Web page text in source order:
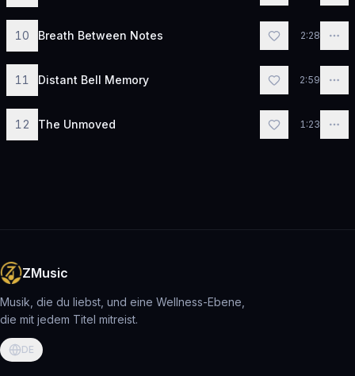
10 Breath Between Notes 2:28
11 Distant Bell Memory 2:59
12 The Unmoved 1:23
ZMusic
Musik, die du liebst, und eine Wellness-Ebene,
die mit jedem Titel mitreist.
DE